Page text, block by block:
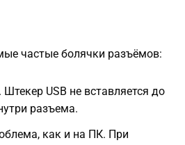
частые болячки разъёмов:
USB не вставляется до
разъема.
как и на ПК. При